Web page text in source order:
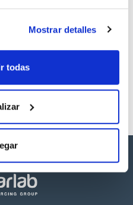
Mostrar detalles
todas
esta imagen son